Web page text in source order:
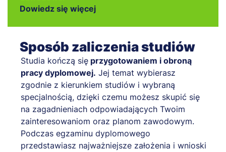
Dowiedz się więcej
Sposób zaliczenia studiów
Studia kończą się przygotowaniem i obroną
pracy dyplomowej. Jej temat wybierasz
zgodnie z kierunkiem studiów i wybraną
specjalnością, dzięki czemu możesz skupić się
na zagadnieniach odpowiadających Twoim
zainteresowaniom oraz planom zawodowym.
Podczas egzaminu dyplomowego
przedstawiasz najważniejsze założenia i wnioski